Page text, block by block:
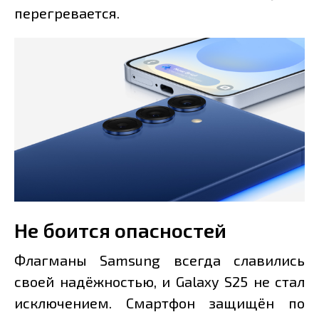
перегревается.
Не боится опасностей
Флагманы Samsung всегда славились
своей надёжностью, и Galaxy S25 не стал
исключением. Смартфон защищён по